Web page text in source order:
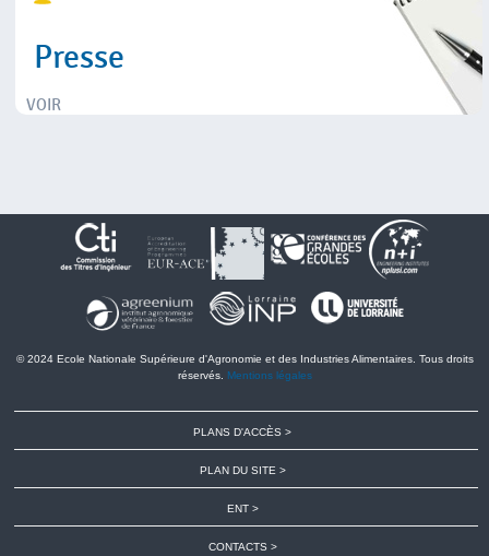
Presse
VOIR
© 2024 Ecole Nationale Supérieure d'Agronomie et des Industries Alimentaires. Tous droits
réservés.
Mentions légales
PLANS D'ACCÈS
PLAN DU SITE
ENT
CONTACTS